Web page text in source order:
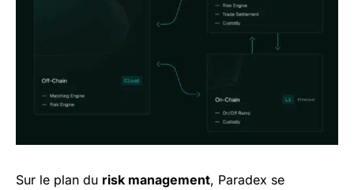
Sur le plan du risk management, Paradex se